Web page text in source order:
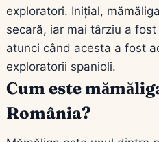
exploratori. Inițial,
secară, iar mai târziu a
atunci când acesta a fost
exploratorii spanioli.
Cum este
România?